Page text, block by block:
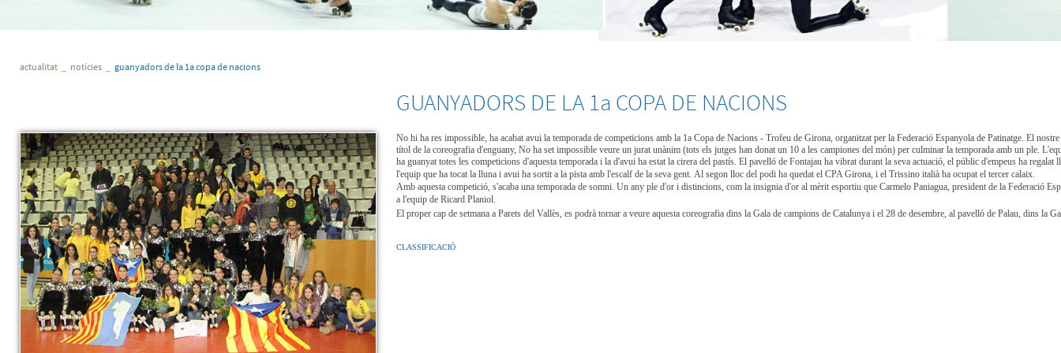
actualitat notícies guanyadors de la 1a copa de nacions
GUANYADORS DE LA 1a COPA DE NACIONS
No hi ha res impossible, ha acabat avui la temporada de competicions amb la 1a Copa de Nacions - Trofeu de Girona, organitzat per la Federació Espanyola de Patinatge. El
títol de la coreografia d'enguany, No ha set impossible veure un jurat unànim (tots els jutges han donat un 10 a les campiones del món) per culminar la temporada amb un ple.
ha guanyat totes les competicions d'aquesta temporada i la d'avui ha estat la cirera del pastís. El pavelló de Fontajau ha vibrat durant la seva actuació, el públic d'empeus ha regalat
l'equip que ha tocat la lluna i avui ha sortit a la pista amb l'escalf de la seva gent. Al segon lloc del podi ha quedat el CPA Girona, i el Trissino italià ha ocupat el tercer calaix.
Amb aquesta competició, s'acaba una temporada de somni. Un any ple d'or i distincions, com la insignia d'or al mèrit esportiu que Carmelo Paniagua, president de la Federació
a l'equip de Ricard Planiol.
El proper cap de setmana a Parets del Vallès, es podrà tornar a veure aquesta coreografia dins la Gala de campions de Catalunya i el 28 de desembre, al pavelló de Palau, dins la
CLASSIFICACIÓ